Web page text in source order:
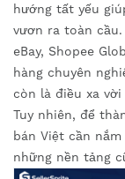
hướng tất yếu
vươn ra toàn
eBay, Shopee
hàng chuyên
còn là điều xa
Tuy nhiên, để
bán Việt cần
những nền tảng